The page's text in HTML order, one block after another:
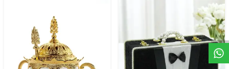
W
h
t
s
a
p
p
D
e
s
e
H
a
t
t